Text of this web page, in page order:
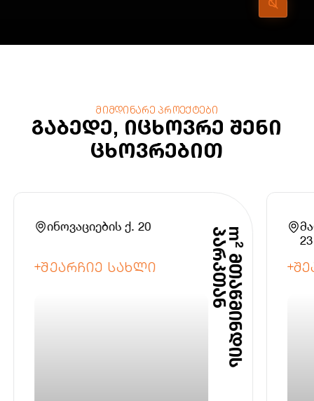
მიმდინარე პროექტები
გაბედე, იცხოვრე შენი
ცხოვრებით
m
²
მ
თ
ა
წ
მ
ი
ნ
დ
ი
ს
პ
ა
რ
კ
თ
ა
ნ
ინოვაციების ქ. 20
ᲨᲔᲐᲠᲩᲘᲔ ᲡᲐᲮᲚᲘ
23